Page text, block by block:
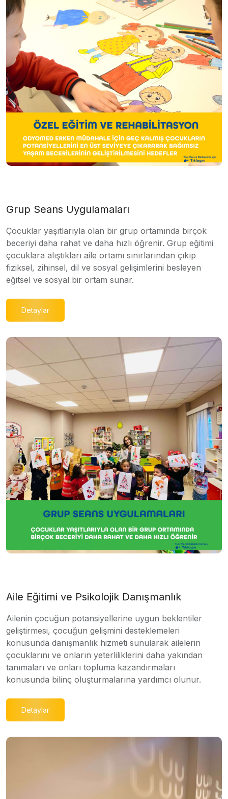
Grup Seans Uygulamaları
Çocuklar yaşıtlarıyla olan bir grup ortamında birçok
beceriyi daha rahat ve daha hızlı öğrenir. Grup eğitimi
çocuklara alıştıkları aile ortamı sınırlarından çıkıp
fiziksel, zihinsel, dil ve sosyal gelişimlerini besleyen
eğitsel ve sosyal bir ortam sunar.
Detaylar
Aile Eğitimi ve Psikolojik Danışmanlık
Ailenin çocuğun potansiyellerine uygun beklentiler
geliştirmesi, çocuğun gelişmini desteklemeleri
konusunda danışmanlık hizmeti sunularak ailelerin
çocuklarını ve onların yeterliliklerini daha yakından
tanımaları ve onları topluma kazandırmaları
konusunda bilinç oluşturmalarına yardımcı olunur.
Detaylar